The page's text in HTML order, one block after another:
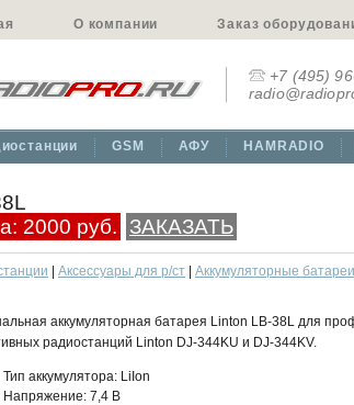
О компании Заказ
+7 (495)
GSM АФУ HAMRADIO
2000 руб.
ЗАКАЗАТЬ
Аксессуары для р/ст Аккумуляторные батареи
аккумуляторная батарея Linton LB-38L для
радиостанций Linton DJ-344KU и DJ-344KV.
Тип аккумулятора: LiIon
Напряжение: 7,4 В